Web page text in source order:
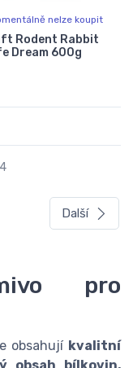
nelze koupit
Rodent Rabbit
Dream 600g
Další
pro
obsahují kvalitní
obsah bílkovin,